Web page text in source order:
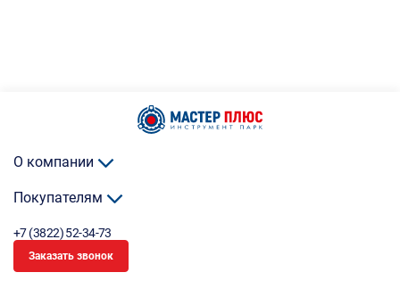
О компании
Покупателям
+7 (3822) 52-34-73
Заказать звонок